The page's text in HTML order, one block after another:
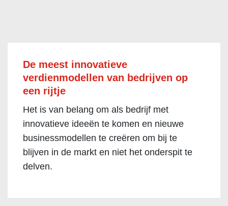
De meest innovatieve
verdienmodellen van bedrijven op
een rijtje
Het is van belang om als bedrijf met
innovatieve ideeën te komen en nieuwe
businessmodellen te creëren om bij te
blijven in de markt en niet het onderspit te
delven.